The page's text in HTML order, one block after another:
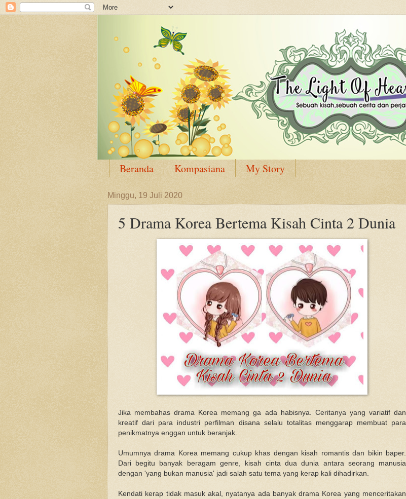
Beranda Kompasiana My Story
Minggu, 19 Juli 2020
5 Drama Korea Bertema Kisah Cinta 2 Dunia
Jika membahas drama Korea memang ga ada habisnya. Ceritanya yang variatif dan
kreatif dari para industri perfilman disana selalu totalitas menggarap membuat para
penikmatnya enggan untuk beranjak.
Umumnya drama Korea memang cukup khas dengan kisah romantis dan bikin baper.
Dari begitu banyak beragam genre, kisah cinta dua dunia antara seorang manusia
dengan 'yang bukan manusia' jadi salah satu tema yang kerap kali dihadirkan.
Kendati kerap tidak masuk akal, nyatanya ada banyak drama Korea yang menceritakan